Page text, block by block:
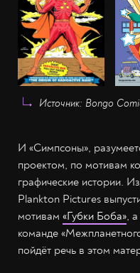
Источник: Bongo
И «Симпсоны»,
проектом, по мотивам
графические истории.
Plankton Pictures
мотивам «Губки Боба»,
команде
пойдёт речь в этом